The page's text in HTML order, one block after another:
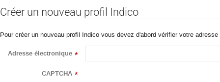
Créer un nouveau profil Indico
Pour créer un nouveau profil Indico vous devez d'abord vérifier votre
Adresse électronique *
CAPTCHA *